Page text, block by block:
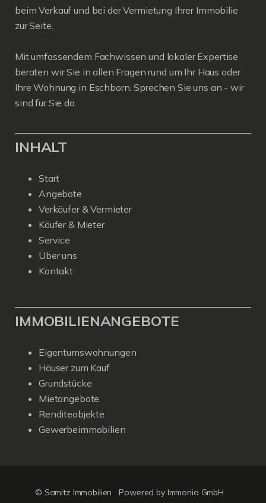
beim Verkauf und bei der Vermietung Ihrer Immobilie
zur Seite.
Mit umfassendem Fachwissen und lokaler Expertise
beraten wir Sie in allen Fragen rund um Ihr Haus oder
Ihre Wohnung in Eschborn. Sprechen Sie uns an - wir
sind für Sie da.
INHALT
Start
Angebote
Verkäufer & Vermieter
Käufer & Mieter
Service
Über uns
Kontakt
IMMOBILIENANGEBOTE
Eigentumswohnungen
Häuser zum Kauf
Grundstücke
Mietangebote
Renditeobjekte
Gewerbeimmobilien
© Samitz Immobilien Powered by Immonia GmbH